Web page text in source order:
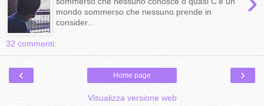
mondo sommerso che nessuno prende in
consider...
32 commenti:
‹ ›
Home page
Visualizza versione web